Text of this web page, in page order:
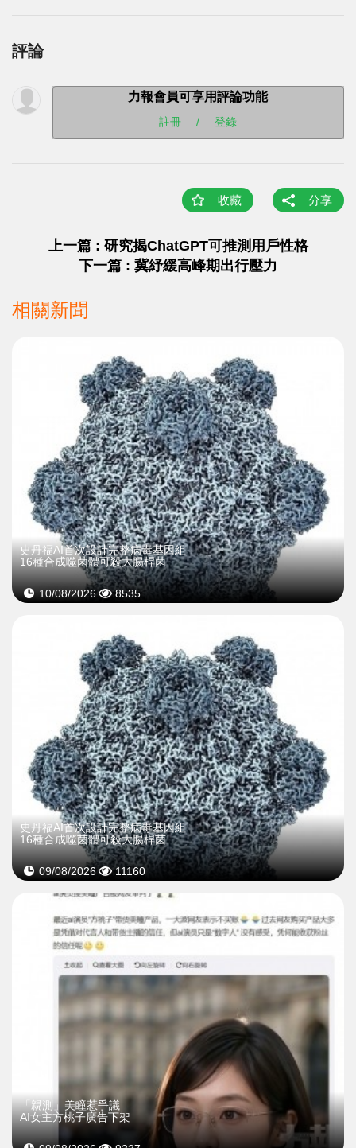
評論
力報會員可享用評論功能
註冊 / 登錄
收藏 分享
上一篇 : 研究揭ChatGPT可推測用戶性格
下一篇 : 冀紓緩高峰期出行壓力
相關新聞
史丹福AI首次設計完整病毒基因組
16種合成噬菌體可殺大腸桿菌
10/08/2026 8535
史丹福AI首次設計完整病毒基因組
16種合成噬菌體可殺大腸桿菌
09/08/2026 11160
「親測」美瞳惹爭議
AI女主方桃子廣告下架